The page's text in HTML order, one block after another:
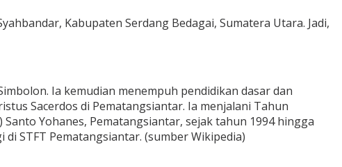
Kabupaten Serdang Bedagai, Sumatera Utara. Jadi,
Ia kemudian menempuh pendidikan dasar dan
Sacerdos di Pematangsiantar. Ia menjalani Tahun
Yohanes, Pematangsiantar, sejak tahun 1994 hingga
STFT Pematangsiantar. (sumber Wikipedia)